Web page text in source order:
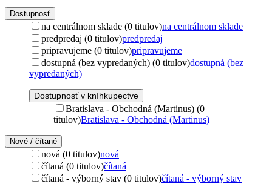
Dostupnosť
na centrálnom sklade (0 titulov)na centrálnom sklade
predpredaj (0 titulov)predpredaj
pripravujeme (0 titulov)pripravujeme
dostupná (bez vypredaných) (0 titulov)dostupná (bez
vypredaných)
Dostupnosť v kníhkupectve
Bratislava - Obchodná (Martinus) (0
titulov)Bratislava - Obchodná (Martinus)
Nové / čítané
nová (0 titulov)nová
čítaná (0 titulov)čítaná
čítaná - výborný stav (0 titulov)čítaná - výborný stav